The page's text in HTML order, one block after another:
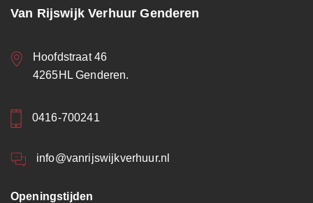
Van Rijswijk Verhuur Genderen
Hoofdstraat 46
4265HL Genderen.
0416-700241
info@vanrijswijkverhuur.nl
Openingstijden